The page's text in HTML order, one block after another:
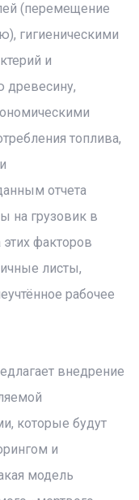
(перемещение
гигиеническими
и
древесину,
топлива,
отчета
на грузовик в
факторов
листы,
рабочее
внедрение
которые будут
и
модель